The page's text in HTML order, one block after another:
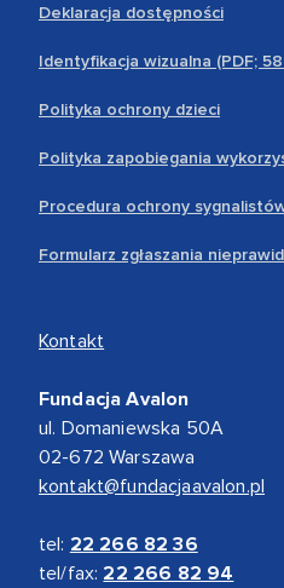
Deklaracja dostępności
Identyfikacja wizualna (PDF;
Polityka ochrony dzieci
Polityka zapobiegania
Procedura ochrony
Formularz zgłaszania
Kontakt
Fundacja Avalon
ul. Domaniewska 50A
02-672 Warszawa
kontakt@fundacjaavalon.pl
tel: 22 266 82 36
tel/fax: 22 266 82 94